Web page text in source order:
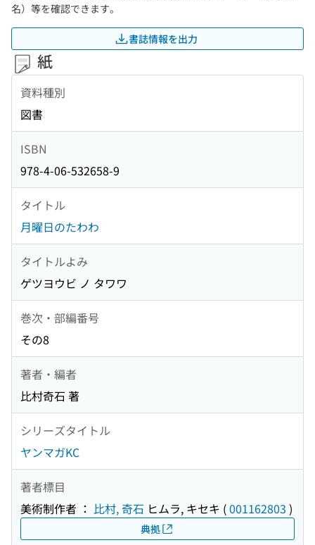
名）等を確認できます。
書誌情報を出力
紙
資料種別
図書
ISBN
978-4-06-532658-9
タイトル
月曜日のたわわ
タイトルよみ
ゲツヨウビ ノ タワワ
巻次・部編番号
その8
著者・編者
比村奇石 著
シリーズタイトル
ヤンマガKC
著者標目
美術制作者 ： 比村, 奇石 ヒムラ, キセキ (001162803 )
典拠